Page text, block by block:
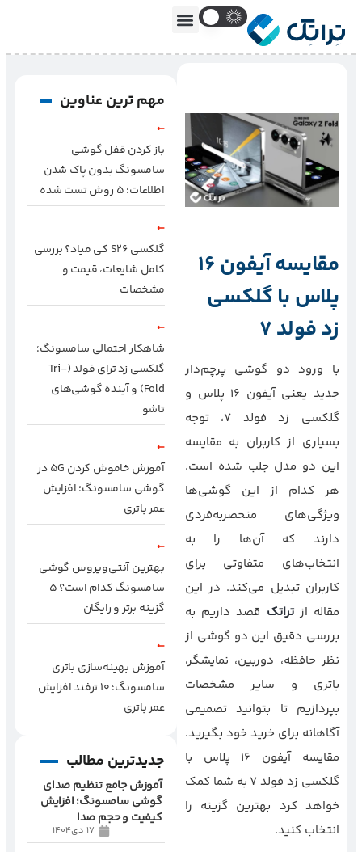
مقایسه آیفون 16
پلاس با گلکسی
زد فولد 7
با ورود دو گوشی پرچم‌دار
جدید یعنی آیفون 16 پلاس و
گلکسی زد فولد 7، توجه
بسیاری از کاربران به مقایسه
این دو مدل جلب شده است.
هر کدام از این گوشی‌ها
ویژگی‌های منحصربه‌فردی
دارند که آن‌ها را به
انتخاب‌های متفاوتی برای
کاربران تبدیل می‌کند. در این
مقاله ازتراتک قصد داریم به
بررسی دقیق این دو گوشی از
نظر حافظه، دوربین، نمایشگر،
باتری و سایر مشخصات
بپردازیم تا بتوانید تصمیمی
آگاهانه برای خرید خود بگیرید.
مقایسه آیفون 16 پلاس با
گلکسی زد فولد 7 به شما کمک
خواهد کرد بهترین گزینه را
انتخاب کنید.
مهم ترین عناوین
باز کردن قفل گوشی
سامسونگ بدون پاک شدن
اطلاعات؛ ۵ روش تست شده
گلکسی S26 کی میاد؟ بررسی
کامل شایعات، قیمت و
مشخصات
شاهکار احتمالی سامسونگ؛
گلکسی زد ترای فولد (Tri-
Fold) و آینده گوشی‌های
تاشو
آموزش خاموش کردن 5G در
گوشی سامسونگ؛ افزایش
عمر باتری
بهترین آنتی‌ویروس گوشی
سامسونگ کدام است؟ ۵
گزینه برتر و رایگان
آموزش بهینه‌سازی باتری
سامسونگ؛ ۱۰ ترفند افزایش
عمر باتری
جدیدترین مطالب
آموزش جامع تنظیم صدای
گوشی سامسونگ؛ افزایش
کیفیت و حجم صدا
17 دی1404